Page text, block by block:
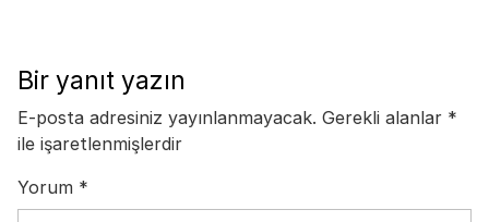
Bir yanıt yazın
E-posta adresiniz yayınlanmayacak. Gerekli alanlar *
ile işaretlenmişlerdir
Yorum *